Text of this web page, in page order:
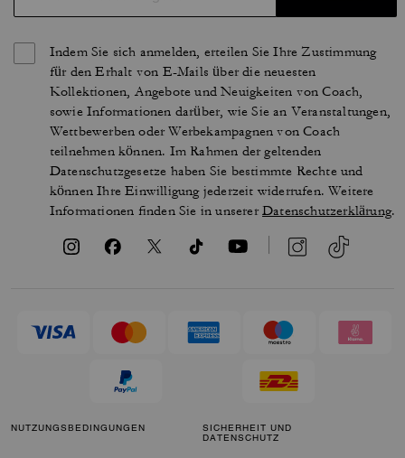
Indem Sie sich anmelden, erteilen Sie Ihre Zustimmung
für den Erhalt von E-Mails über die neuesten
Kollektionen, Angebote und Neuigkeiten von Coach,
sowie Informationen darüber, wie Sie an Veranstaltungen,
Wettbewerben oder Werbekampagnen von Coach
teilnehmen können. Im Rahmen der geltenden
Datenschutzgesetze haben Sie bestimmte Rechte und
können Ihre Einwilligung jederzeit widerrufen. Weitere
Informationen finden Sie in unsererDatenschutzerklärung.
NUTZUNGSBEDINGUNGEN
SICHERHEIT UND
DATENSCHUTZ